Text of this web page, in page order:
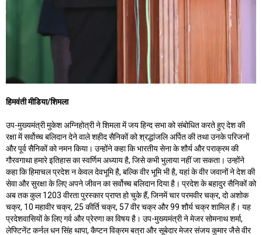
हिमवंती मीडिया/शिमला
उप-मुख्यमंत्री मुकेश अग्निहोत्री ने शिमला में जय हिन्द सभा को संबोधित करते हुए देश की
रक्षा में सर्वोच्च बलिदान देने वाले शहीद सैनिकों को श्रद्धांजलि अर्पित की तथा उनके परिजनों
और पूर्व सैनिकों को नमन किया। उन्होंने कहा कि भारतीय सेना के शौर्य और पराक्रम की
गौरवगाथा हमारे इतिहास का स्वर्णिम अध्याय है, जिसे कभी भुलाया नहीं जा सकता। उन्होंने
कहा कि हिमाचल प्रदेश न केवल देवभूमि है, बल्कि वीर भूमि भी है, यहां के वीर जवानों ने देश की
सेवा और सुरक्षा के लिए अपने जीवन का सर्वोच्च बलिदान दिया है। प्रदेश के बहादुर सैनिकों को
अब तक कुल 1203 वीरता पुरस्कार प्राप्त हो चुके हैं, जिनमें चार परमवीर चक्र, दो अशोक
चक्र, 10 महावीर चक्र, 25 कीर्ति चक्र, 57 वीर चक्र और 99 शौर्य चक्र शामिल हैं। यह
प्रदेशवासियों के लिए गर्व और प्रेरणा का विषय है। उप-मुख्यमंत्री ने मेजर सोमनाथ शर्मा,
लेफ्टिनेंट कर्नल धन सिंह थापा, कैप्टन विक्रम बत्रा और सूबेदार मेजर संजय कुमार जैसे वीर